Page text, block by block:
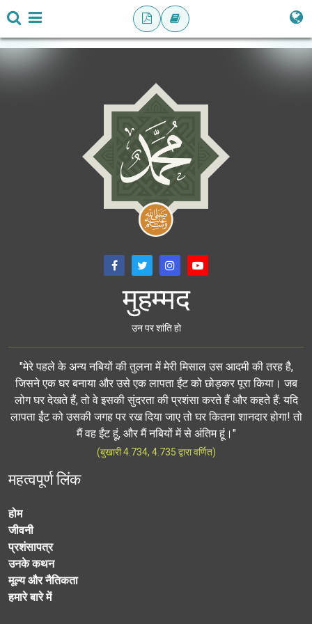
मुहम्मद
उन पर शांति हो
"मेरे पहले के अन्य नबियों की तुलना में मेरी मिसाल उस आदमी की तरह है,
जिसने एक घर बनाया और उसे एक लापता ईंट को छोड़कर पूरा किया। जब
लोग घर देखते हैं, तो वे इसकी सुंदरता की प्रशंसा करते हैं और कहते हैं: यदि
लापता ईंट को उसकी जगह पर रख दिया जाए तो घर कितना शानदार होगा! तो
मैं वह ईंट हूं, और मैं नबियों में से अंतिम हूं।"
(बुखारी 4.734, 4.735 द्वारा वर्णित)
महत्वपूर्ण लिंक
होम
जीवनी
प्रशंसापत्र
उनके कथन
मूल्य और नैतिकता
हमारे बारे में